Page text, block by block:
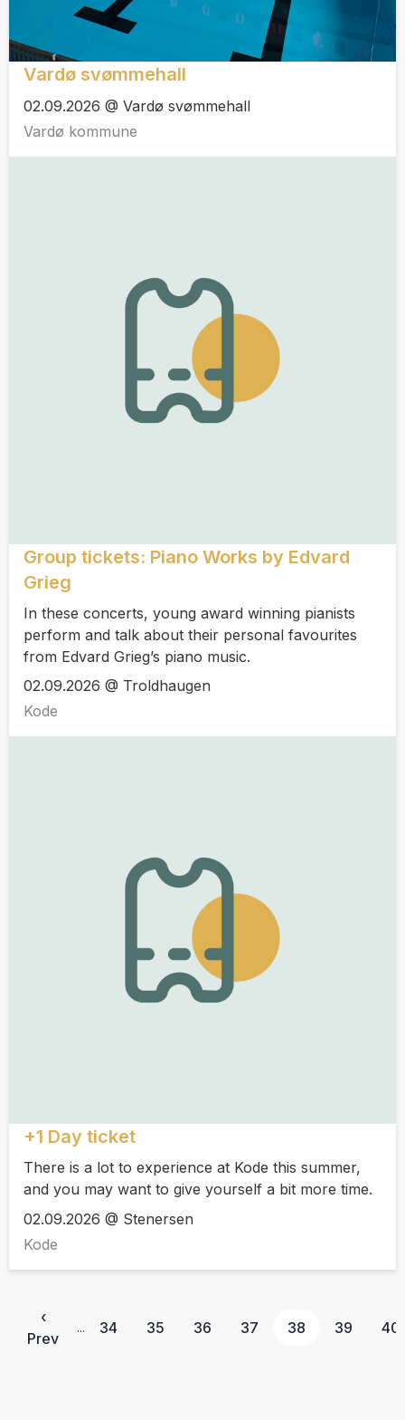
Vardø svømmehall
02.09.2026 @ Vardø svømmehall
Vardø kommune
Group tickets: Piano Works by Edvard
Grieg
In these concerts, young award winning pianists
perform and talk about their personal favourites
from Edvard Grieg’s piano music.
02.09.2026 @ Troldhaugen
Kode
+1 Day ticket
There is a lot to experience at Kode this summer,
and you may want to give yourself a bit more time.
02.09.2026 @ Stenersen
Kode
‹
Prev
... 34 35 36 37 38 39 40